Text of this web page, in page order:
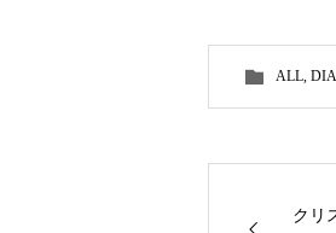
ALL,
クリ